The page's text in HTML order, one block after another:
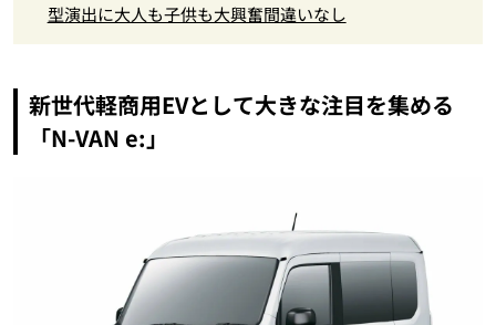
型演出に大人も子供も大興奮間違いなし
新世代軽商用EVとして大きな注目を集める
「N-VAN e:」